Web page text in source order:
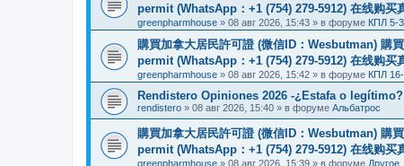
permit (WhatsApp：+1 (754) 279-5912) 在线购买
greenpharmhouse » 08 авг 2026, 15:43 » в форуме КПЛ 5-
購買加拿大居民許可證 (微信ID：Wesbutman) 購
permit (WhatsApp：+1 (754) 279-5912) 在线购买
greenpharmhouse » 08 авг 2026, 15:42 » в форуме КПЛ
Rendistero Opiniones 2026 -¿Estafa o legítimo?
rendistero » 08 авг 2026, 15:40 » в форуме Альбатрос
購買加拿大居民許可證 (微信ID：Wesbutman) 購
permit (WhatsApp：+1 (754) 279-5912) 在线购买
greenpharmhouse » 08 авг 2026, 15:39 » в форуме Другое